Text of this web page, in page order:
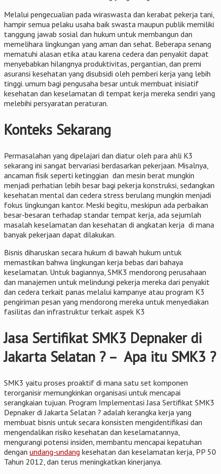
Melalui pengecualian pada wiraswasta dan kerabat pekerja tani,
hampir semua pelaku usaha baik swasta maupun publik memiliki
tanggung jawab sosial dan hukum untuk membangun dan
memelihara lingkungan yang aman dan sehat. Beberapa senang
mematuhi alasan etika atau karena cedera dan penyakit dapat
menyebabkan hilangnya produktivitas, pergantian, dan premi
asuransi kesehatan yang disubsidi oleh pemberi kerja yang lebih
tinggi. umum bagi pengusaha besar untuk membuat inisiatif
kesehatan dan keselamatan di tempat kerja mereka sendiri yang
melebihi persyaratan peraturan.
Konteks Sekarang
Permasalahan yang dipelajari dan diatur oleh para ahli K3
sekarang ini sangat bervariasi berdasarkan pekerjaan. Misalnya,
ancaman fisik seperti ketinggian dan mesin berat mungkin
menjadi perhatian lebih besar bagi pekerja konstruksi, sedangkan
kesehatan mental dan cedera stress berulang mungkin menjadi
fokus lingkungan kantor. Meski begitu, meskipun ada perbaikan
besar-besaran terhadap standar tempat kerja, ada sejumlah
masalah keselamatan dan kesehatan di angkatan kerja di mana
banyak pekerjaan dapat dilakukan.
Bisnis diharuskan secara hukum di bawah hukum untuk
memastikan bahwa lingkungan kerja bebas dari bahaya
keselamatan. Untuk bagiannya, SMK3 mendorong perusahaan
dan manajemen untuk melindungi pekerja mereka dari penyakit
dan cedera terkait panas melalui kampanye atau program K3
pengiriman pesan yang mendorong mereka untuk menyediakan
fasilitas dan infrastruktur terkait aspek K3
Jasa Sertifikat SMK3 Depnaker di
Jakarta Selatan ? – Apa itu SMK3 ?
SMK3 yaitu proses proaktif di mana satu set komponen
terorganisir memungkinkan organisasi untuk mencapai
serangkaian tujuan. Program Implementasi Jasa Sertifikat SMK3
Depnaker di Jakarta Selatan ? adalah kerangka kerja yang
membuat bisnis untuk secara konsisten mengidentifikasi dan
mengendalikan risiko kesehatan dan keselamatannya,
mengurangi potensi insiden, membantu mencapai kepatuhan
dengan undang-undang kesehatan dan keselamatan kerja, PP 50
Tahun 2012, dan terus meningkatkan kinerjanya.